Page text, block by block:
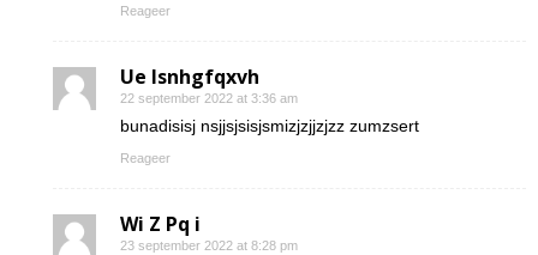
Reageer
Ue lsnhgfqxvh
22 september 2022 at 3:36 am
bunadisisj nsjjsjsisjsmizjzjjzjzz zumzsert
Reageer
Wi Z Pq i
23 september 2022 at 8:28 pm